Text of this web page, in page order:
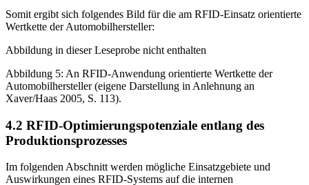
Aktivitäten unterstützen.[40]
Wertkette der Automobilhersteller:
Abbildung in dieser Leseprobe nicht enthalten
Abbildung 5: An RFID-Anwendung orientierte Wertkette der
Xaver/Haas 2005, S. 113).
4.2 RFID-Optimierungspotenziale entlang des
Produktionsprozesses